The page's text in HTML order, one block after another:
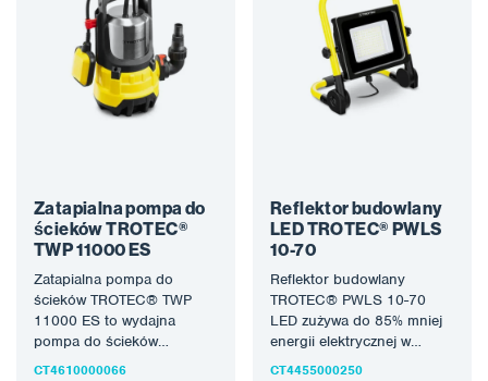
Zatapialna pompa do
ścieków TROTEC®
TWP 11000 ES
Zatapialna pompa do
ścieków TROTEC® TWP
11000 ES to wydajna
pompa do ścieków
wyposażona w
CT4610000066
Reflektor budowlany
LED TROTEC® PWLS
10-70
Reflektor budowlany
TROTEC® PWLS 10-70
LED zużywa do 85% mniej
energii elektrycznej w
porównaniu do
CT4455000250